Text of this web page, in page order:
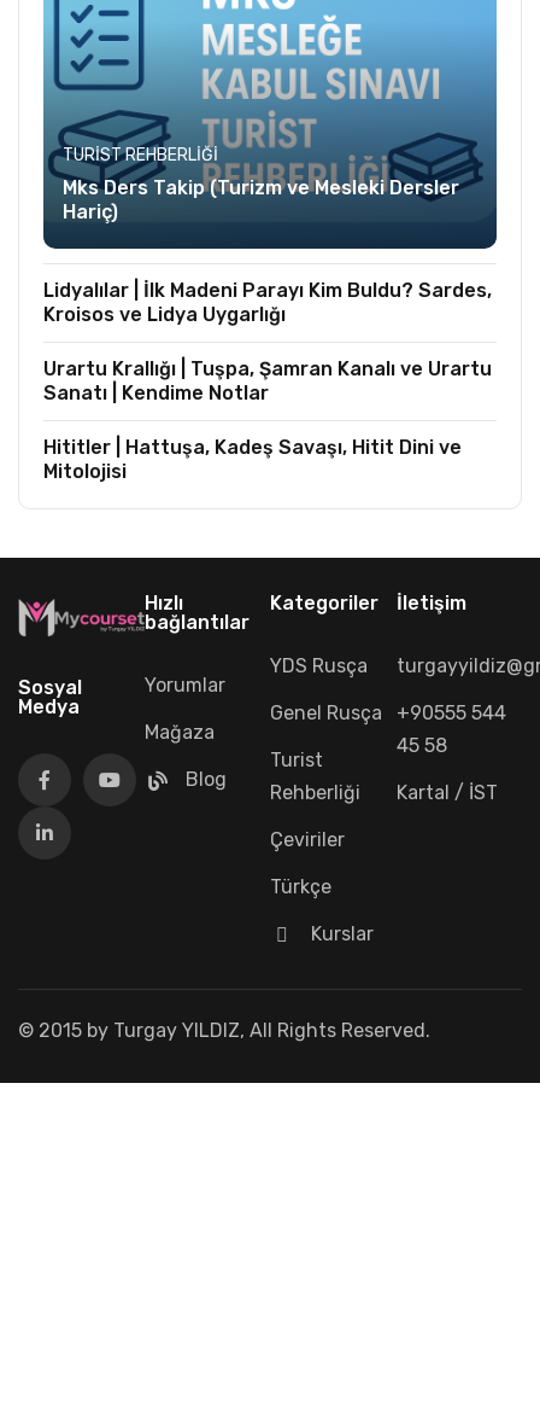
TURIST REHBERLIĞI
Mks Ders Takip (Turizm ve Mesleki Dersler
Hariç)
Lidyalılar | İlk Madeni Parayı Kim Buldu? Sardes,
Kroisos ve Lidya Uygarlığı
Urartu Krallığı | Tuşpa, Şamran Kanalı ve Urartu
Sanatı | Kendime Notlar
Hititler | Hattuşa, Kadeş Savaşı, Hitit Dini ve
Mitolojisi
Sosyal
Medya
Hızlı
bağlantılar
Yorumlar
Mağaza
Blog
Kategoriler
YDS Rusça
Genel Rusça
Turist
Rehberliği
Çeviriler
Türkçe
Kurslar
İletişim
+90555 544
45 58
Kartal / İST
© 2015 by Turgay YILDIZ, All Rights Reserved.